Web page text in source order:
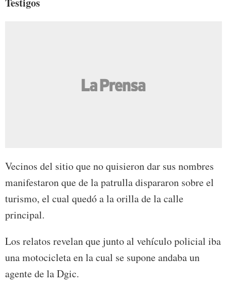
Testigos
Vecinos del sitio que no quisieron dar sus nombres
manifestaron que de la patrulla dispararon sobre el
turismo, el cual quedó a la orilla de la calle
principal.
Los relatos revelan que junto al vehículo policial iba
una motocicleta en la cual se supone andaba un
agente de la Dgic.